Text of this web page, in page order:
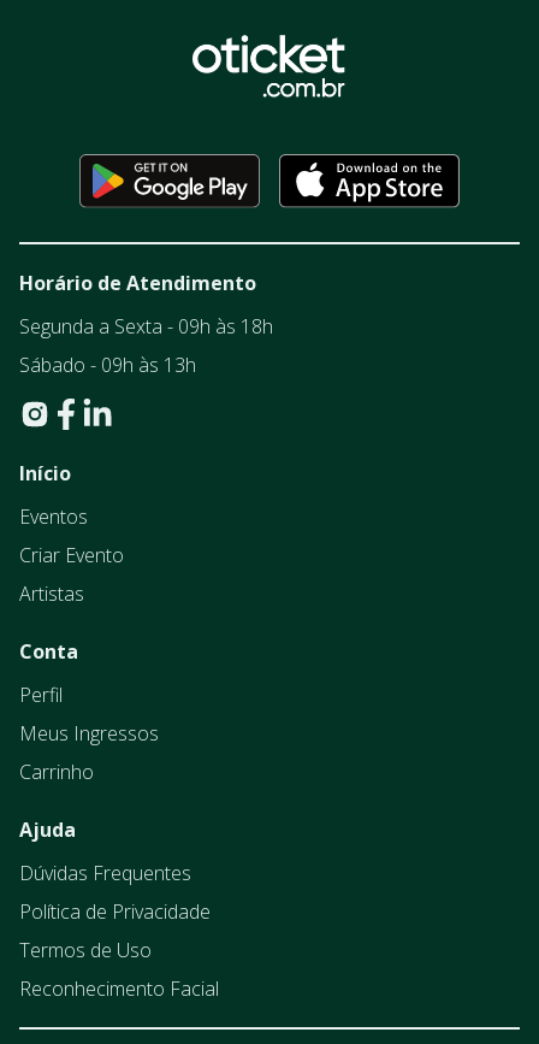
Horário de Atendimento
Segunda a Sexta - 09h às 18h
Sábado - 09h às 13h
Início
Eventos
Criar Evento
Artistas
Conta
Perfil
Meus Ingressos
Carrinho
Ajuda
Dúvidas Frequentes
Política de Privacidade
Termos de Uso
Reconhecimento Facial